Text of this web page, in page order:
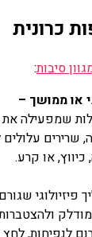
כרונית
סיבות:
או ממושך –
שמפעילה
שרירים עלולים
או קרע.
פיזיולוגי